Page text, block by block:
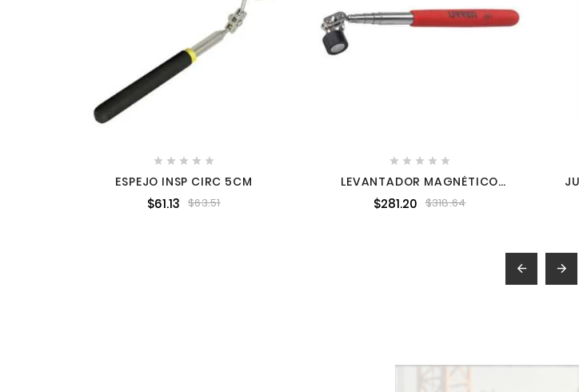
    
ESPEJO INSP CIRC 5CM
$61.13 $63.51
    
LEVANTADOR MAGNÉTICO
URREA 2377
$281.20 $318.64
 